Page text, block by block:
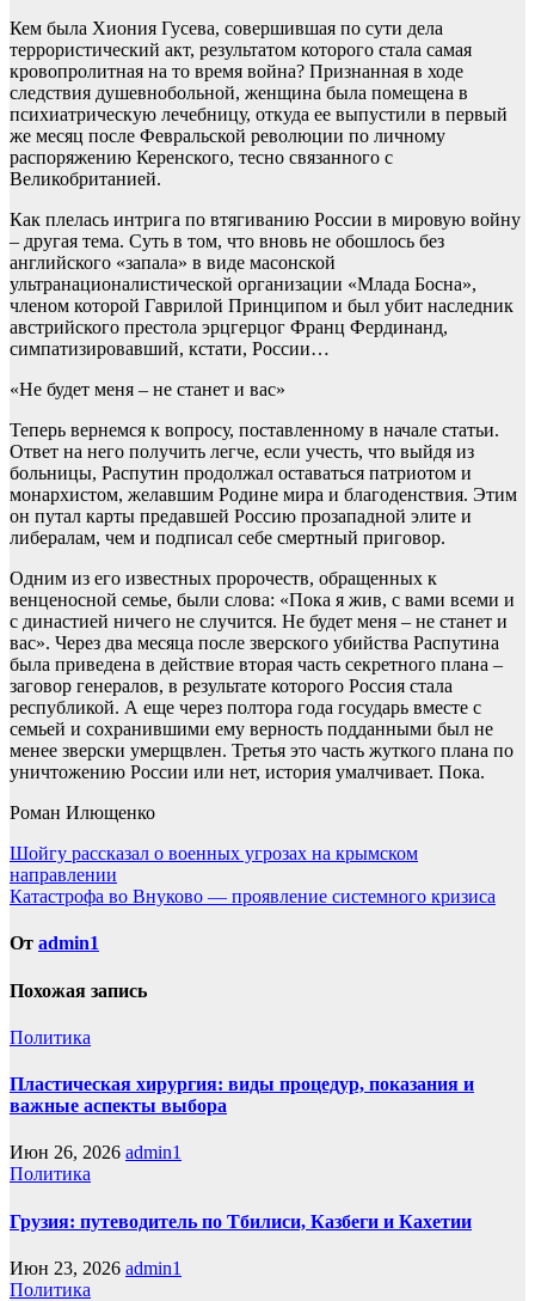
Кем была Хиония Гусева, совершившая по сути дела
террористический акт, результатом которого стала самая
кровопролитная на то время война? Признанная в ходе
следствия душевнобольной, женщина была помещена в
психиатрическую лечебницу, откуда ее выпустили в первый
же месяц после Февральской революции по личному
распоряжению Керенского, тесно связанного с
Великобританией.
Как плелась интрига по втягиванию России в мировую войну
– другая тема. Суть в том, что вновь не обошлось без
английского «запала» в виде масонской
ультранационалистической организации «Млада Босна»,
членом которой Гаврилой Принципом и был убит наследник
австрийского престола эрцгерцог Франц Фердинанд,
симпатизировавший, кстати, России…
«Не будет меня – не станет и вас»
Теперь вернемся к вопросу, поставленному в начале статьи.
Ответ на него получить легче, если учесть, что выйдя из
больницы, Распутин продолжал оставаться патриотом и
монархистом, желавшим Родине мира и благоденствия. Этим
он путал карты предавшей Россию прозападной элите и
либералам, чем и подписал себе смертный приговор.
Одним из его известных пророчеств, обращенных к
венценосной семье, были слова: «Пока я жив, с вами всеми и
с династией ничего не случится. Не будет меня – не станет и
вас». Через два месяца после зверского убийства Распутина
была приведена в действие вторая часть секретного плана –
заговор генералов, в результате которого Россия стала
республикой. А еще через полтора года государь вместе с
семьей и сохранившими ему верность подданными был не
менее зверски умерщвлен. Третья это часть жуткого плана по
уничтожению России или нет, история умалчивает. Пока.
Роман Илющенко
Навигация
по
Шойгу рассказал о военных угрозах на крымском
направлении
Катастрофа во Внуково — проявление системного кризиса
От admin1
Похожая запись
Политика
Пластическая хирургия: виды процедур, показания и
важные аспекты выбора
Июн 26, 2026 admin1
Политика
Грузия: путеводитель по Тбилиси, Казбеги и Кахетии
Июн 23, 2026 admin1
Политика